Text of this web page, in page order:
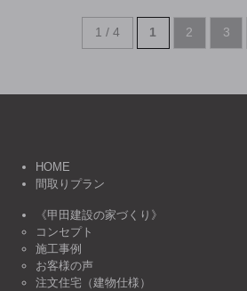
1 / 4 1 2 3
HOME
間取りプラン
《甲田建設の家づくり》
コンセプト
施工事例
お客様の声
注文住宅（建物仕様）